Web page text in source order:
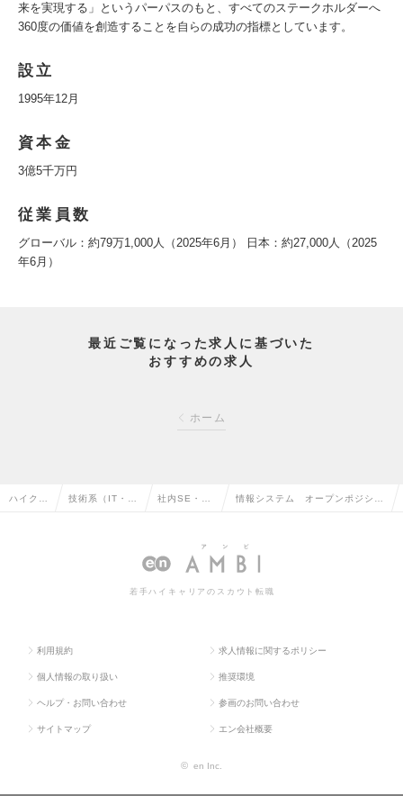
来を実現する」というパーパスのもと、すべてのステークホルダーへ
360度の価値を創造することを自らの成功の指標としています。
設立
1995年12月
資本金
3億5千万円
従業員数
グローバル：約79万1,000人（2025年6月） 日本：約27,000人（2025
年6月）
最近ご覧になった求人に基づいた
おすすめの求人
ホーム
ハイクラ 技術系（IT・W 社内SE・シ
の転職
情報システム オープンポジショ
の求人情報
若手ハイキャリアのスカウト転職
利用規約 求人情報に関するポリシー
個人情報の取り扱い 推奨環境
ヘルプ・お問い合わせ 参画のお問い合わせ
サイトマップ エン会社概要
© en Inc.